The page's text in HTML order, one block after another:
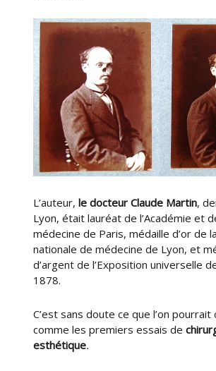
L’auteur,le docteur Claude Martin,
Lyon, était lauréat de l’Académie et
médecine de Paris, médaille d’or de
nationale de médecine de Lyon, et
d’argent de l’Exposition universelle
1878.
C’est sans doute ce que l’on
comme les premiers essais de
esthétique.